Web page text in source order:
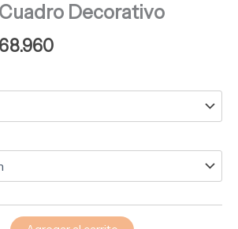
Decorativo
68.960